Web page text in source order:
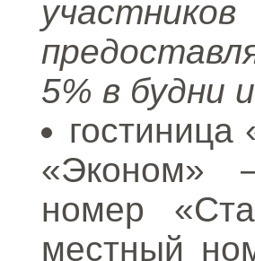
5% в будни
«Эконом»
номер
местный